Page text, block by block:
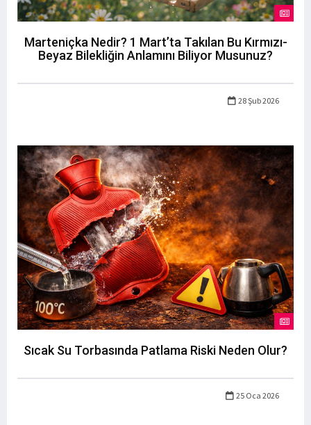
Marteniçka Nedir? 1 Mart’ta Takılan Bu Kırmızı-
Beyaz Bilekliğin Anlamını Biliyor Musunuz?
28 Şub 2026
Sıcak Su Torbasında Patlama Riski Neden Olur?
25 Oca 2026